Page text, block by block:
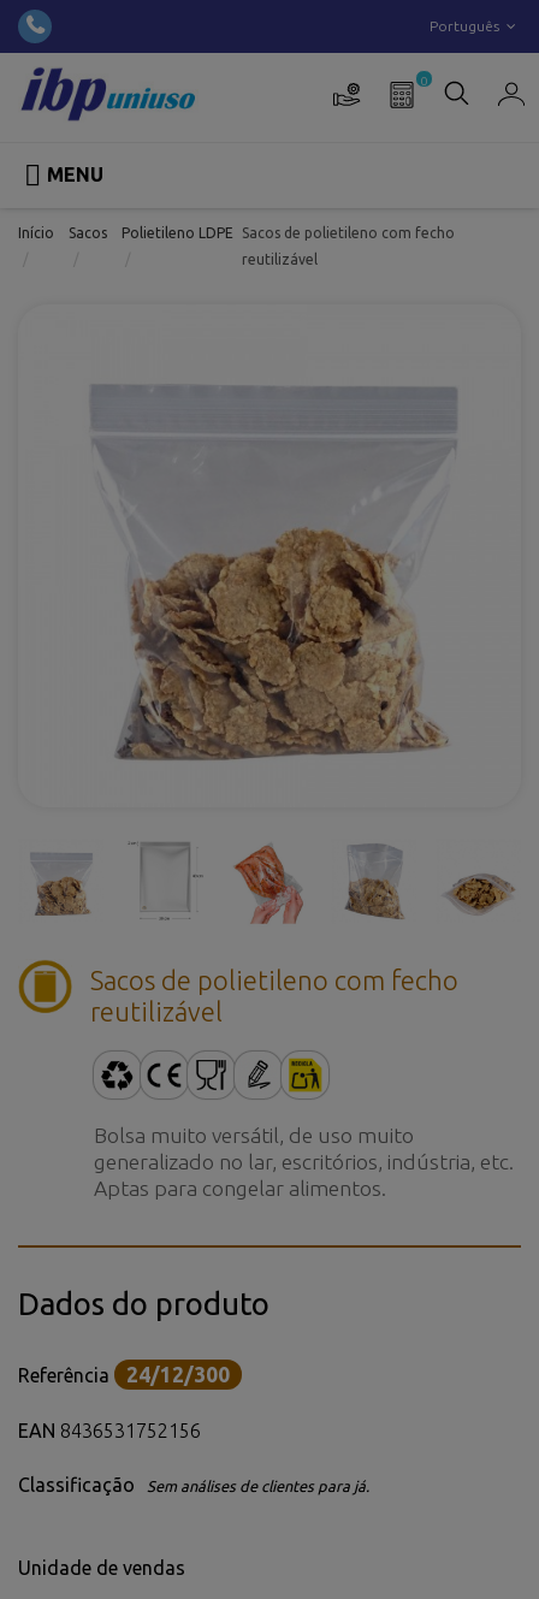
Português
0
 MENU
Início Sacos Polietileno LDPE
Sacos de polietileno com fecho
reutilizável
Sacos de polietileno com fecho
reutilizável
Bolsa muito versátil, de uso muito
generalizado no lar, escritórios, indústria, etc.
Aptas para congelar alimentos.
Dados do produto
Referência 24/12/300
EAN 8436531752156
Classificação Sem análises de clientes para já.
Unidade de vendas